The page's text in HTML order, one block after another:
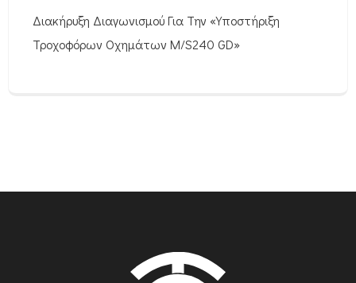
Διακήρυξη Διαγωνισμού Για Την «Υποστήριξη
Τροχοφόρων Οχημάτων M/S240 GD»